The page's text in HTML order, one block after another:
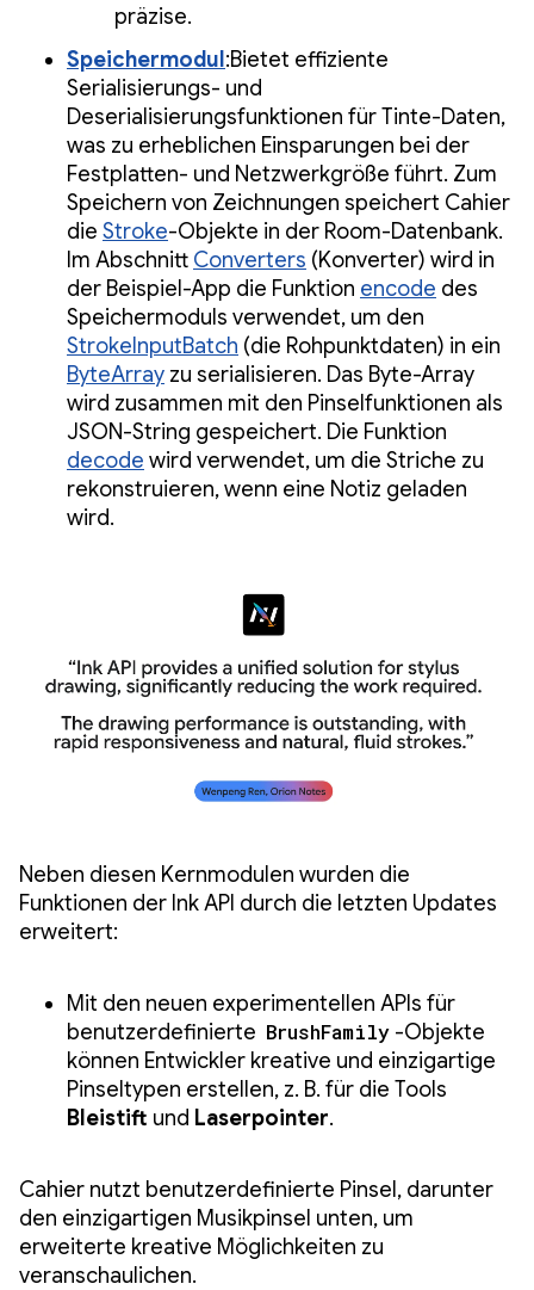
präzise.
Speichermodul :Bietet effiziente
Serialisierungs- und
Deserialisierungsfunktionen für Tinte-Daten,
was zu erheblichen Einsparungen bei der
Festplatten- und Netzwerkgröße führt. Zum
Speichern von Zeichnungen speichert Cahier
die Stroke-Objekte in der Room-Datenbank.
Im Abschnitt Converters (Konverter) wird in
der Beispiel-App die Funktion encode des
Speichermoduls verwendet, um den
StrokeInputBatch (die Rohpunktdaten) in ein
ByteArray zu serialisieren. Das Byte-Array
wird zusammen mit den Pinselfunktionen als
JSON-String gespeichert. Die Funktion
decode wird verwendet, um die Striche zu
rekonstruieren, wenn eine Notiz geladen
wird.
Neben diesen Kernmodulen wurden die
Funktionen der Ink API durch die letzten Updates
erweitert:
Mit den neuen experimentellen APIs für
benutzerdefinierte BrushFamily -Objekte
können Entwickler kreative und einzigartige
Pinseltypen erstellen, z. B. für die Tools
Bleistift und Laserpointer.
Cahier nutzt benutzerdefinierte Pinsel, darunter
den einzigartigen Musikpinsel unten, um
erweiterte kreative Möglichkeiten zu
veranschaulichen.